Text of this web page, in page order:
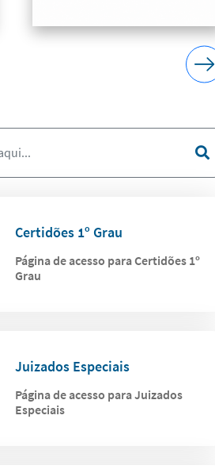
Certidões 1º Grau
Página de acesso para Certidões 1º
Grau
Juizados Especiais
Página de acesso para Juizados
Especiais